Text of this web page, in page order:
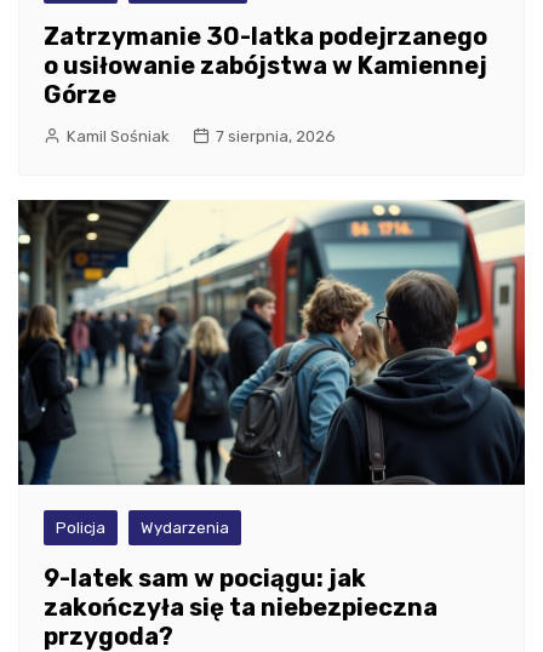
Zatrzymanie 30-latka podejrzanego
o usiłowanie zabójstwa w Kamiennej
Górze
Kamil Sośniak 7 sierpnia, 2026
Policja Wydarzenia
9-latek sam w pociągu: jak
zakończyła się ta niebezpieczna
przygoda?